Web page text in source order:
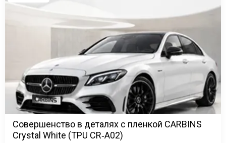
Совершенство в деталях с пленкой CARBINS
Crystal White (TPU CR‑A02)